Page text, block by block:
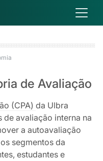
de Avaliação
(CPA) da Ulbra
avaliação interna na
a autoavaliação
segmentos da
estudantes e